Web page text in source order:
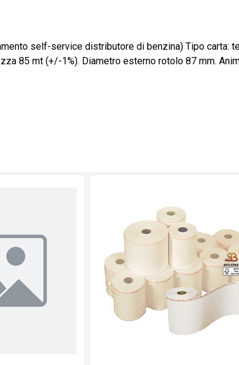
self-service distributore di benzina) Tipo
85 mt (+/-1%). Diametro esterno rotolo 87 mm.